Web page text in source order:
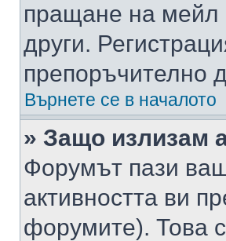
пращане на мейл
други.
препоръчително
Върнете се в началото
» Защо излизам
Форумът пази
активността ви
форумите). Това